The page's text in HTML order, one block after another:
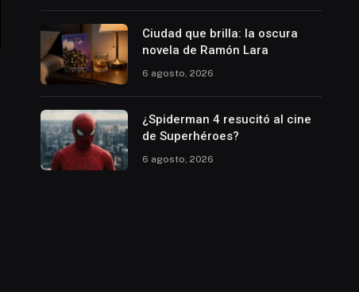
Ciudad que brilla: la oscura
novela de Ramón Lara
6 agosto, 2026
¿Spiderman 4 resucitó al cine
de Superhéroes?
6 agosto, 2026